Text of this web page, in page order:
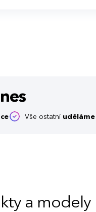
Vše ostatní uděláme
a modely